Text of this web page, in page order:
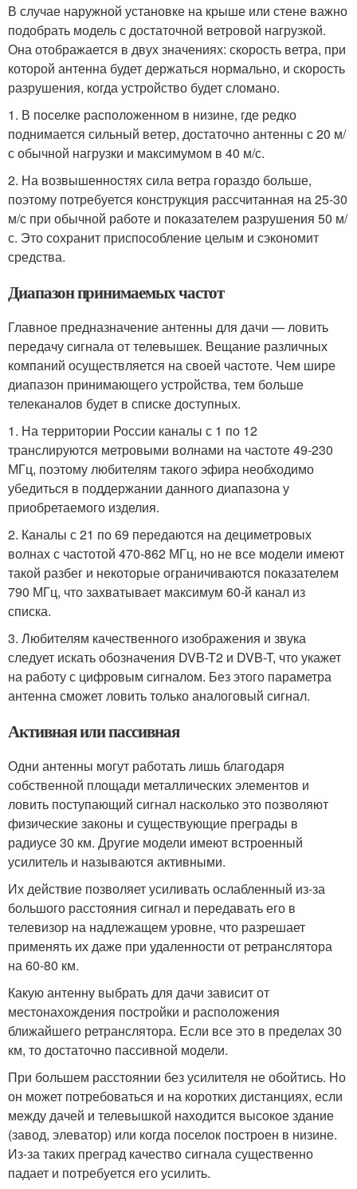
В случае наружной установке на крыше или стене важно
подобрать модель с достаточной ветровой нагрузкой.
Она отображается в двух значениях: скорость ветра, при
которой антенна будет держаться нормально, и скорость
разрушения, когда устройство будет сломано.
1. В поселке расположенном в низине, где редко
поднимается сильный ветер, достаточно антенны с 20 м/
с обычной нагрузки и максимумом в 40 м/с.
2. На возвышенностях сила ветра гораздо больше,
поэтому потребуется конструкция рассчитанная на 25-30
м/с при обычной работе и показателем разрушения 50 м/
с. Это сохранит приспособление целым и сэкономит
средства.
Диапазон принимаемых частот
Главное предназначение антенны для дачи — ловить
передачу сигнала от телевышек. Вещание различных
компаний осуществляется на своей частоте. Чем шире
диапазон принимающего устройства, тем больше
телеканалов будет в списке доступных.
1. На территории России каналы с 1 по 12
транслируются метровыми волнами на частоте 49-230
МГц, поэтому любителям такого эфира необходимо
убедиться в поддержании данного диапазона у
приобретаемого изделия.
2. Каналы с 21 по 69 передаются на дециметровых
волнах с частотой 470-862 МГц, но не все модели имеют
такой разбег и некоторые ограничиваются показателем
790 МГц, что захватывает максимум 60-й канал из
списка.
3. Любителям качественного изображения и звука
следует искать обозначения DVB-T2 и DVB-T, что укажет
на работу с цифровым сигналом. Без этого параметра
антенна сможет ловить только аналоговый сигнал.
Активная или пассивная
Одни антенны могут работать лишь благодаря
собственной площади металлических элементов и
ловить поступающий сигнал насколько это позволяют
физические законы и существующие преграды в
радиусе 30 км. Другие модели имеют встроенный
усилитель и называются активными.
Их действие позволяет усиливать ослабленный из-за
большого расстояния сигнал и передавать его в
телевизор на надлежащем уровне, что разрешает
применять их даже при удаленности от ретранслятора
на 60-80 км.
Какую антенну выбрать для дачи зависит от
местонахождения постройки и расположения
ближайшего ретранслятора. Если все это в пределах 30
км, то достаточно пассивной модели.
При большем расстоянии без усилителя не обойтись. Но
он может потребоваться и на коротких дистанциях, если
между дачей и телевышкой находится высокое здание
(завод, элеватор) или когда поселок построен в низине.
Из-за таких преград качество сигнала существенно
падает и потребуется его усилить.